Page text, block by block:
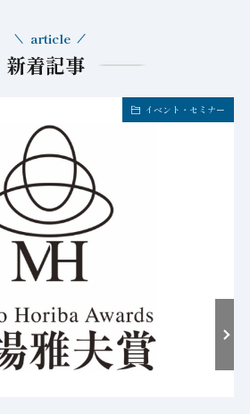
新着記事
article
イベント・セミナー